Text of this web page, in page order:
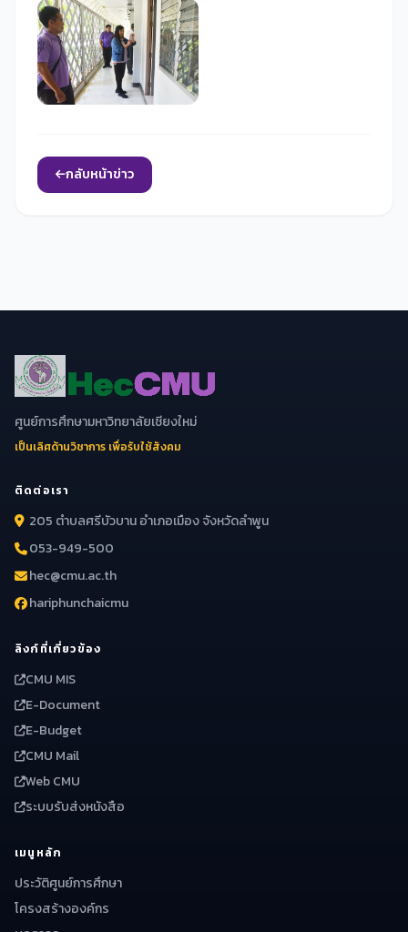
กลับหน้าข่าว
ศูนย์การศึกษามหาวิทยาลัยเชียงใหม่
เป็นเลิศด้านวิชาการ เพื่อรับใช้สังคม
ติดต่อเรา
205 ตำบลศรีบัวบาน อำเภอเมือง จังหวัดลำพูน
053-949-500
hec@cmu.ac.th
hariphunchaicmu
ลิงก์ที่เกี่ยวข้อง
CMU MIS
E-Document
E-Budget
CMU Mail
Web CMU
ระบบรับส่งหนังสือ
เมนูหลัก
ประวัติศูนย์การศึกษา
โครงสร้างองค์กร